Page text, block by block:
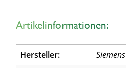
Artikelinformationen:
Hersteller:
Siemens